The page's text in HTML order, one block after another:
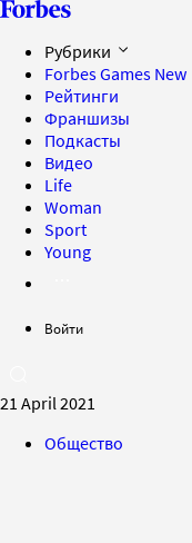
Рубрики
Forbes Games New
Рейтинги
Франшизы
Подкасты
Видео
Life
Woman
Sport
Young
Войти
21 April 2021
Общество